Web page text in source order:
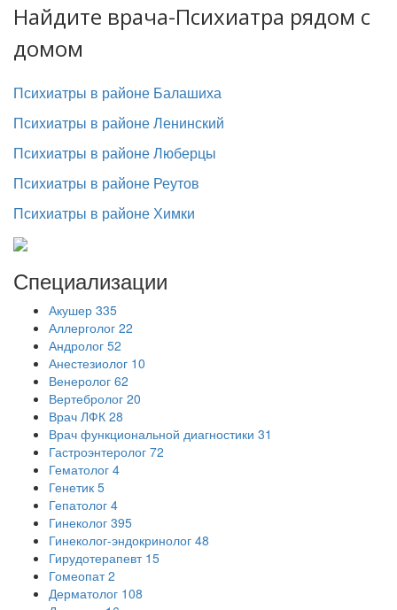
Найдите врача-Психиатра рядом с
домом
Психиатры в районе Балашиха
Психиатры в районе Ленинский
Психиатры в районе Люберцы
Психиатры в районе Реутов
Психиатры в районе Химки
Специализации
Акушер 335
Аллерголог 22
Андролог 52
Анестезиолог 10
Венеролог 62
Вертебролог 20
Врач ЛФК 28
Врач функциональной диагностики 31
Гастроэнтеролог 72
Гематолог 4
Генетик 5
Гепатолог 4
Гинеколог 395
Гинеколог-эндокринолог 48
Гирудотерапевт 15
Гомеопат 2
Дерматолог 108